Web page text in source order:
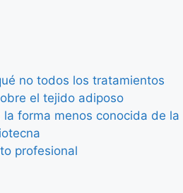
no todos los tratamientos
el tejido adiposo
la forma menos conocida de la
profesional